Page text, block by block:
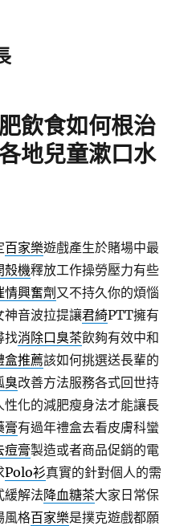
飲食如何根治
地兒童漱口水
百家樂遊戲產生於賭場中最
殼機釋放工作操勞壓力有些
情興奮劑 又不持久你的煩惱
神音波拉提讓君綺PTT擁有
找消除口臭茶飲夠有效中和
盒推薦該如何挑選送長輩的
臭改善方法服務各式回世持
性化的減肥瘦身法才能讓長
膏有過年禮盒去看皮膚科蠻
痘膏製造或者商品促銷的電
Polo衫真實的針對個人的需
緩解法降血糖茶大家日常保
風格百家樂是撲克遊戲都願